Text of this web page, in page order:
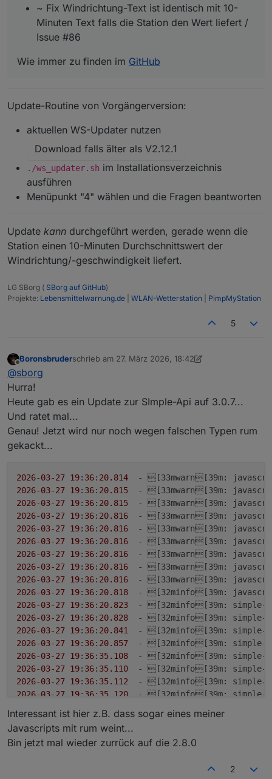
~ Fix Windrichtung-Text ist identisch mit 10-
Minuten Text falls die Station den Wert liefert /
Issue #86
Wie immer zu finden im GitHub
Update-Routine von Vorgängerversion:
aktuellen WS-Updater nutzen
Download falls älter als V2.12.1
./ws_updater.sh im Installationsverzeichnis
ausführen
Menüpunkt "4" wählen und die Fragen beantworten
Update kann durchgeführt werden, gerade wenn die
Station einen 10-Minuten Durchschnittswert der
Windrichtung/-geschwindigkeit liefert.
LG SBorg ( SBorg auf GitHub)
Projekte: Lebensmittelwarnung.de WLAN-Wetterstation PimpMyStation
5
Offline
Boronsbruderschrieb am 27. März 2026, 18:42
zuletzt editiert von Boronsbruder
@sborg
Hurra!
Heute gab es ein Update zur SImple-Api auf 3.0.7...
Und ratet mal...
Genau! Jetzt wird nur noch wegen falschen Typen rum
gekackt...
2026-03-27 19: 36: 20.814
  - [33mwarn[39
m:
2026-03-27 19: 36: 20.815
  - [33mwarn[39
m:
2026-03-27 19: 36: 20.815
  - [33mwarn[39
m:
2026-03-27 19: 36: 20.816
  - [33mwarn[39
m:
2026-03-27 19: 36: 20.816
  - [33mwarn[39
m:
2026-03-27 19: 36: 20.816
  - [33mwarn[39
m:
2026-03-27 19: 36: 20.816
  - [33mwarn[39
m:
2026-03-27 19: 36: 20.816
  - [33mwarn[39
m:
2026-03-27 19: 36: 20.816
  - [33mwarn[39
m:
2026-03-27 19: 36: 20.818
  - [32minfo[39
m:
2026-03-27 19: 36: 20.823
  - [32minfo[39
m: simple-
2026-03-27 19: 36: 20.828
  - [32minfo[39
m: simple-
2026-03-27 19: 36: 20.841
  - [32minfo[39
m: simple-
2026-03-27 19: 36: 20.857
  - [32minfo[39
m: simple-
2026-03-27 19: 36: 35.108
  - [32minfo[39
m: simple-
2026-03-27 19: 36: 35.110
  - [32minfo[39
m: simple-
2026-03-27 19: 36: 35.112
  - [32minfo[39
m: simple-
2026-03-27 19: 36: 35.120
  - [32minfo[39
m: simple-
2026-03 -27 19:36:35.131
  - [32minfo[39
m
Interessant ist hier z.B. dass sogar eines meiner
Javascripts mit rum weint...
Bin jetzt mal wieder zurrück auf die 2.8.0
2